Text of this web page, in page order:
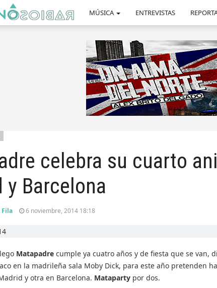
MÚSICA ENTREVISTAS
celebra su cuarto
y Barcelona
Fila 6 noviembre, 2014 18:18
Matapadre cumple ya cuatro años y de fiesta que se van,
en la madrileña sala Moby Dick, para este año pretenden
y otra en Barcelona. Mataparty por dos.